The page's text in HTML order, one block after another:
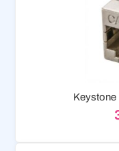
Keystone